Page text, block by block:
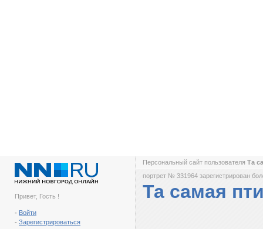
Привет, Гость !
- Войти
- Зарегистрироваться
Персональный сайт пользователя Та
портрет № 331964 зарегистрирован
Та самая